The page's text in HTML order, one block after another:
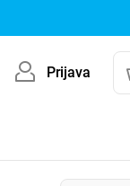
Prijava